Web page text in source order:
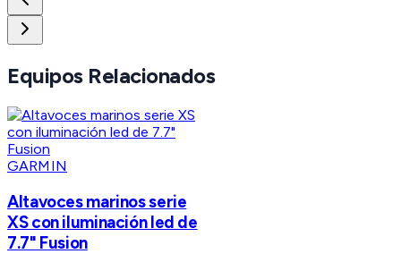
Equipos Relacionados
GARMIN
Altavoces marinos serie
XS con iluminación led de
7.7" Fusion